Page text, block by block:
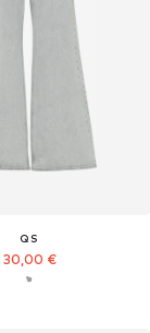
QS
30,00 €